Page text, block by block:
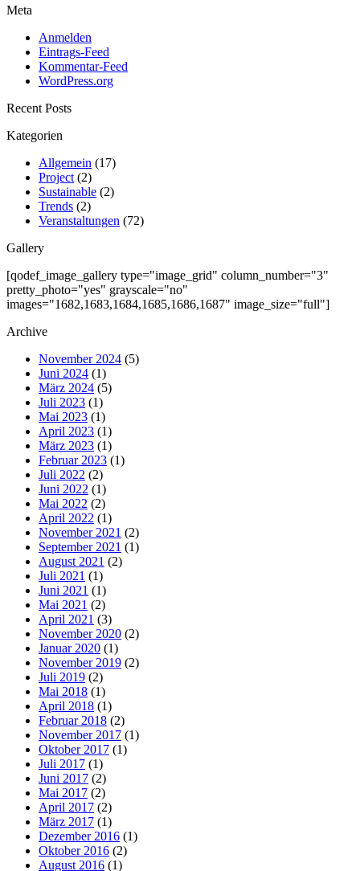
Meta
Anmelden
Eintrags-Feed
Kommentar-Feed
WordPress.org
Recent Posts
Kategorien
Allgemein (17)
Project (2)
Sustainable (2)
Trends (2)
Veranstaltungen (72)
Gallery
[qodef_image_gallery type="image_grid" column_number="3"
pretty_photo="yes" grayscale="no"
images="1682,1683,1684,1685,1686,1687" image_size="full"]
Archive
November 2024 (5)
Juni 2024 (1)
März 2024 (5)
Juli 2023 (1)
Mai 2023 (1)
April 2023 (1)
März 2023 (1)
Februar 2023 (1)
Juli 2022 (2)
Juni 2022 (1)
Mai 2022 (2)
April 2022 (1)
November 2021 (2)
September 2021 (1)
August 2021 (2)
Juli 2021 (1)
Juni 2021 (1)
Mai 2021 (2)
April 2021 (3)
November 2020 (2)
Januar 2020 (1)
November 2019 (2)
Juli 2019 (2)
Mai 2018 (1)
April 2018 (1)
Februar 2018 (2)
November 2017 (1)
Oktober 2017 (1)
Juli 2017 (1)
Juni 2017 (2)
Mai 2017 (2)
April 2017 (2)
März 2017 (1)
Dezember 2016 (1)
Oktober 2016 (2)
August 2016 (1)